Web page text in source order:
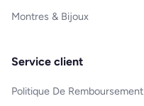
Montres & Bijoux
Service client
Politique De Remboursement